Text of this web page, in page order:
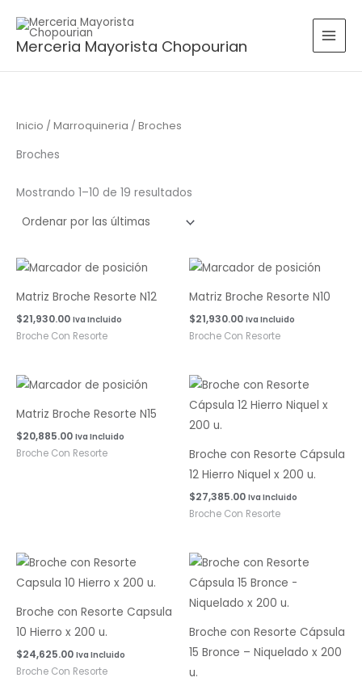
contenido
Merceria Mayorista Chopourian
Inicio / Marroquineria / Broches
Broches
Mostrando 1–10 de 19 resultados
Matriz Broche Resorte N12
$21,930.00 Iva Incluido
Broche Con Resorte
Matriz Broche Resorte N10
$21,930.00 Iva Incluido
Broche Con Resorte
Matriz Broche Resorte N15
$20,885.00 Iva Incluido
Broche Con Resorte
Broche con Resorte Cápsula
12 Hierro Niquel x 200 u.
$27,385.00 Iva Incluido
Broche Con Resorte
Broche con Resorte Capsula
10 Hierro x 200 u.
$24,625.00 Iva Incluido
Broche Con Resorte
Broche con Resorte Cápsula
15 Bronce – Niquelado x 200
u.